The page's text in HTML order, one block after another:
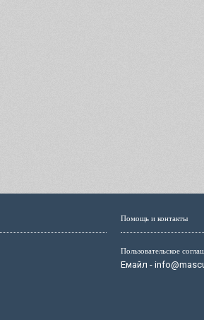
Помощь и контакты
Пользовательское
Емайл -